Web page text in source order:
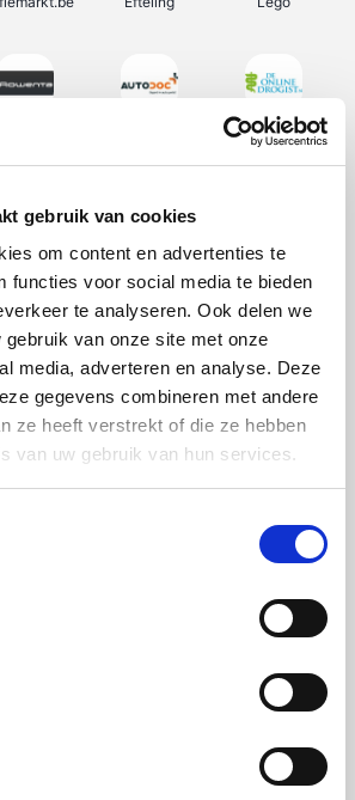
gebruik van cookies
om content en advertenties te
functies voor social media te bieden
te analyseren. Ook delen we
gebruik van onze site met onze
media, adverteren en analyse. Deze
gegevens combineren met andere
ze heeft verstrekt of die ze hebben
van uw gebruik van hun services.
De Online Drogist
Adidas Hotels.com
Get Your Guide